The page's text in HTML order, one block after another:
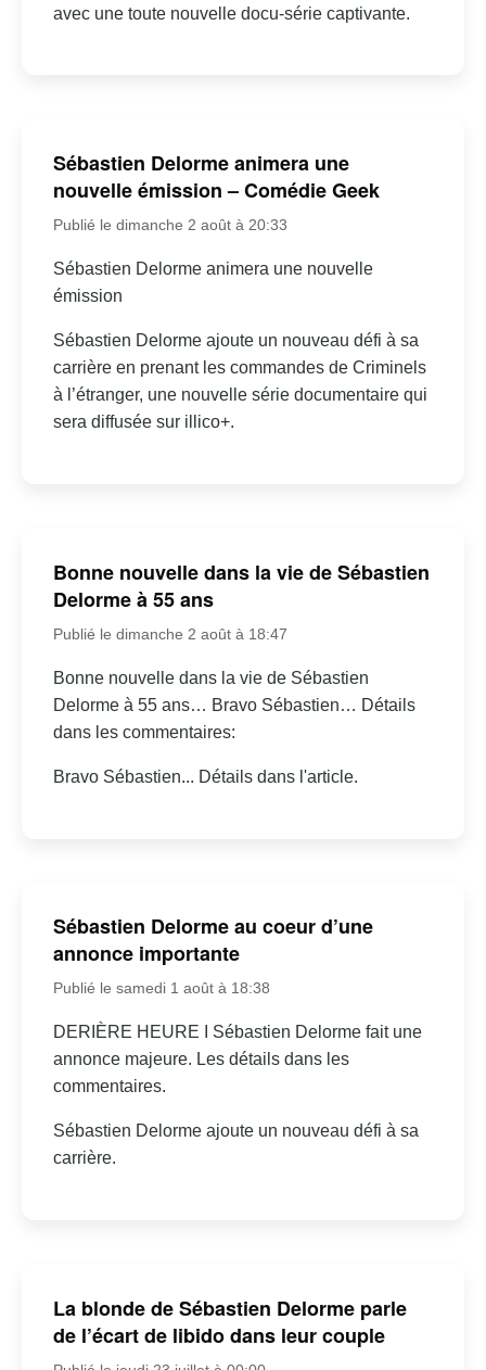
avec une toute nouvelle docu-série captivante.
Sébastien Delorme animera une
nouvelle émission – Comédie Geek
Publié le dimanche 2 août à 20:33
Sébastien Delorme animera une nouvelle
émission
Sébastien Delorme ajoute un nouveau défi à sa
carrière en prenant les commandes de Criminels
à l’étranger, une nouvelle série documentaire qui
sera diffusée sur illico+.
Bonne nouvelle dans la vie de Sébastien
Delorme à 55 ans
Publié le dimanche 2 août à 18:47
Bonne nouvelle dans la vie de Sébastien
Delorme à 55 ans… Bravo Sébastien… Détails
dans les commentaires:
Bravo Sébastien... Détails dans l'article.
Sébastien Delorme au coeur d’une
annonce importante
Publié le samedi 1 août à 18:38
DERIÈRE HEURE I Sébastien Delorme fait une
annonce majeure. Les détails dans les
commentaires.
Sébastien Delorme ajoute un nouveau défi à sa
carrière.
La blonde de Sébastien Delorme parle
de l’écart de libido dans leur couple